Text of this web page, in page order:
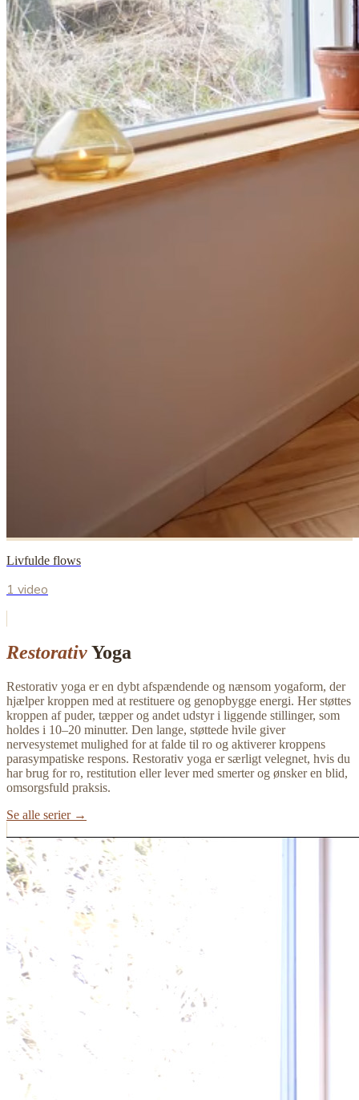
Livfulde flows
1 video
RestorativYoga
Restorativ yoga er en dybt afspændende og nænsom yogaform, der
hjælper kroppen med at restituere og genopbygge energi. Her støttes
kroppen af puder, tæpper og andet udstyr i liggende stillinger, som
holdes i 10–20 minutter. Den lange, støttede hvile giver
nervesystemet mulighed for at falde til ro og aktiverer kroppens
parasympatiske respons. Restorativ yoga er særligt velegnet, hvis du
har brug for ro, restitution eller lever med smerter og ønsker en blid,
omsorgsfuld praksis.
Se alle serier →